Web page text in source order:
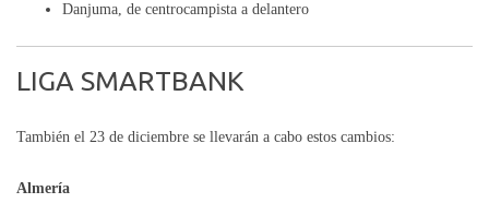
Danjuma, de centrocampista a delantero
LIGA SMARTBANK
También el 23 de diciembre se llevarán a cabo estos cambios:
Almería